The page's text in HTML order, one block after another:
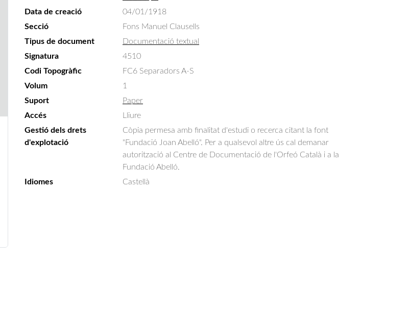
Data de creació
04/01/1918
Secció
Fons Manuel Clausells
Tipus de document
Documentació textual
Signatura
4510
Codi Topogràfic
FC6 Separadors A-S
Volum
1
Suport
Paper
Accés
Lliure
Gestió dels drets
d'explotació
Còpia permesa amb finalitat d'estudi o recerca citant la font
"Fundació Joan Abelló". Per a qualsevol altre ús cal demanar
autorització al Centre de Documentació de l'Orfeó Català i a la
Fundació Abelló.
Idiomes
Castellà